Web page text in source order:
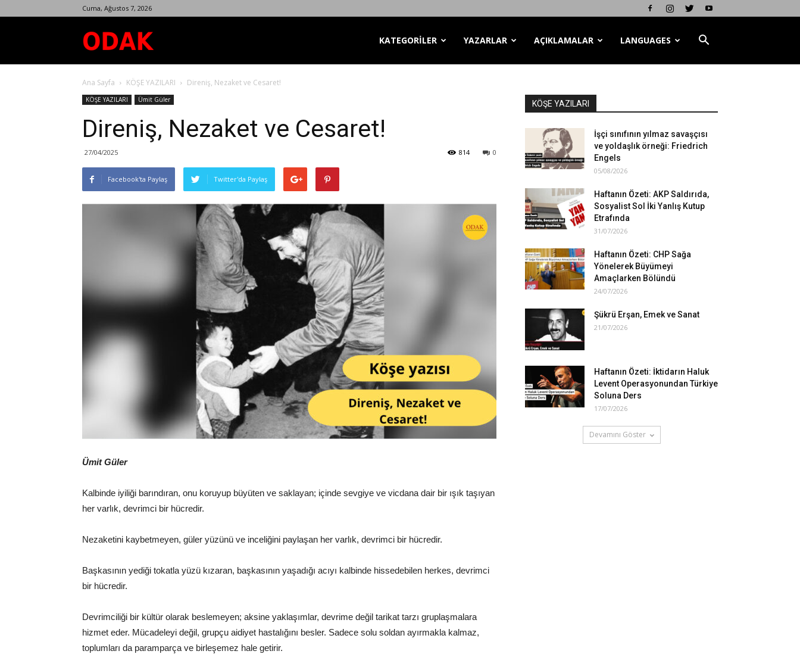
Cuma, Ağustos 7, 2026
Dergisi
KATEGORİLER YAZARLAR AÇIKLAMALAR LANGUAGES
Ana Sayfa KÖŞE YAZILARI Direniş, Nezaket ve Cesaret!
KÖŞE YAZILARI Ümit Güler
Direniş, Nezaket ve Cesaret!
27/04/2025 0
814
Facebook'ta Paylaş Twitter'da Paylaş
Ümit Güler
Kalbinde iyiliği barındıran, onu koruyup büyüten ve saklayan; içinde sevgiye ve vicdana dair bir ışık taşıyan
her varlık, devrimci bir hücredir.
Nezaketini kaybetmeyen, güler yüzünü ve inceliğini paylaşan her varlık, devrimci bir hücredir.
Başkasının yediği tokatla yüzü kızaran, başkasının yaşadığı acıyı kalbinde hissedebilen herkes, devrimci
bir hücredir.
Devrimciliği bir kültür olarak beslemeyen; aksine yaklaşımlar, devrime değil tarikat tarzı gruplaşmalara
hizmet eder. Mücadeleyi değil, grupçu aidiyet hastalığını besler. Sadece solu soldan ayırmakla kalmaz,
toplumları da paramparça ve birleşemez hale getirir.
KÖŞE YAZILARI
İşçi sınıfının yılmaz savaşçısı
ve yoldaşlık örneği: Friedrich
Engels
05/08/2026
Haftanın Özeti: AKP Saldırıda,
Sosyalist Sol İki Yanlış Kutup
Etrafında
31/07/2026
Haftanın Özeti: CHP Sağa
Yönelerek Büyümeyi
Amaçlarken Bölündü
24/07/2026
Şükrü Erşan, Emek ve Sanat
21/07/2026
Haftanın Özeti: İktidarın Haluk
Levent Operasyonundan Türkiye
Soluna Ders
17/07/2026
Devamını Göster